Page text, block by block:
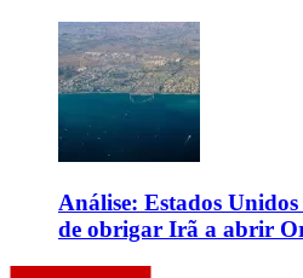
Análise: Estados
de obrigar Irã a abrir